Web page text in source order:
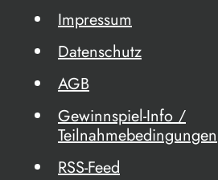
Impressum
Datenschutz
AGB
Gewinnspiel-Info /
Teilnahmebedingungen
RSS-Feed